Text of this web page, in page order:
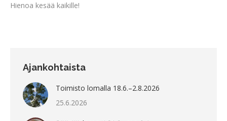
Hienoa kesää kaikille!
Ajankohtaista
Toimisto lomalla 18.6.–2.8.2026
25.6.2026